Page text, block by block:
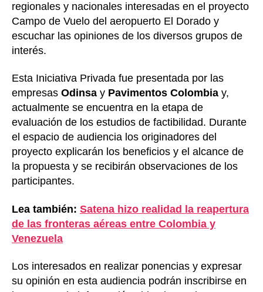
regionales y nacionales interesadas en el proyecto
Campo de Vuelo del aeropuerto El Dorado y
escuchar las opiniones de los diversos grupos de
interés.
Esta Iniciativa Privada fue presentada por las
empresas Odinsa y Pavimentos Colombia y,
actualmente se encuentra en la etapa de
evaluación de los estudios de factibilidad. Durante
el espacio de audiencia los originadores del
proyecto explicarán los beneficios y el alcance de
la propuesta y se recibirán observaciones de los
participantes.
Lea también: Satena hizo realidad la reapertura
de las fronteras aéreas entre Colombia y
Venezuela
Los interesados en realizar ponencias y expresar
su opinión en esta audiencia podrán inscribirse en